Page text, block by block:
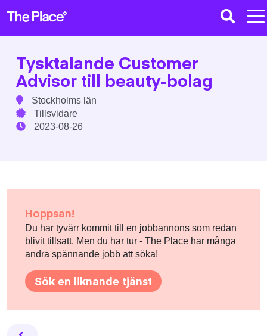
Tysktalande Customer
Advisor till beauty-bolag
Stockholms län
Tillsvidare
2023-08-26
Hoppsan!
Du har tyvärr kommit till en jobbannons som redan
blivit tillsatt. Men du har tur - The Place har många
andra spännande jobb att söka!
Sök en liknande tjänst